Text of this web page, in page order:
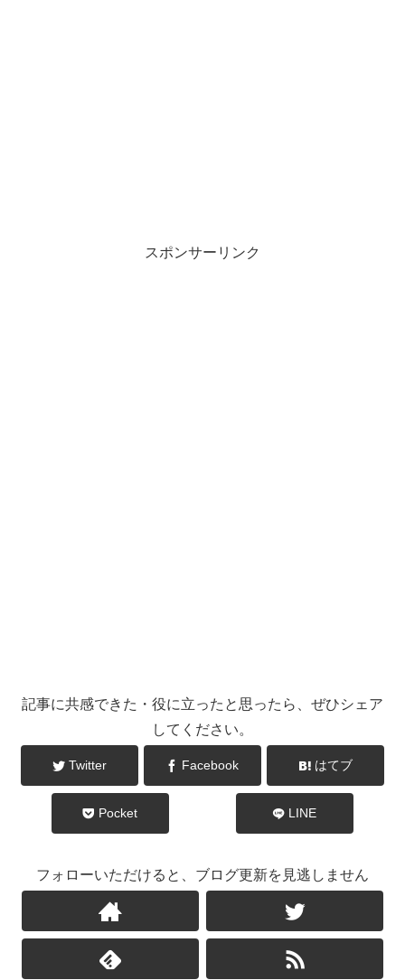
スポンサーリンク
記事に共感できた・役に立ったと思ったら、ぜひシェア
してください。
Twitter Facebook はてブ
Pocket LINE
フォローいただけると、ブログ更新を見逃しません